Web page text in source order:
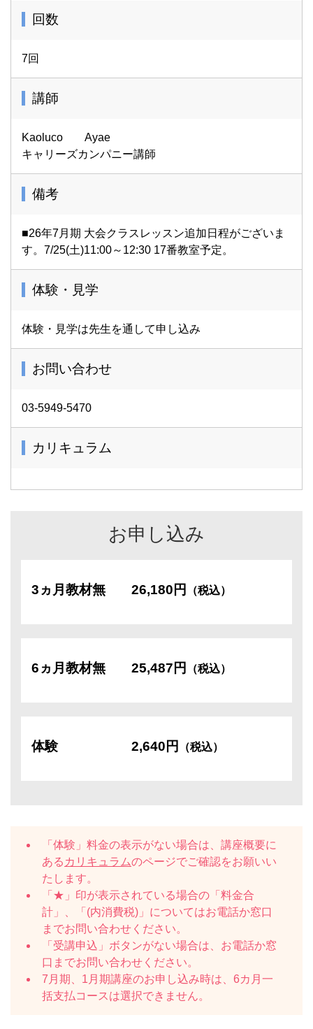
回数
7回
講師
Kaoluco Ayae
キャリーズカンパニー講師
備考
■26年7月期 大会クラスレッスン追加日程がございま
す。7/25(土)11:00～12:30 17番教室予定。
体験・見学
体験・見学は先生を通して申し込み
お問い合わせ
03-5949-5470
カリキュラム
お申し込み
3ヵ月教材無 26,180円 （税込）
6ヵ月教材無 25,487円 （税込）
体験 2,640円 （税込）
「体験」料金の表示がない場合は、講座概要に
ある カリキュラムのページでご確認をお願いい
たします。
「★」印が表示されている場合の「料金合
計」、「(内消費税)」についてはお電話か窓口
までお問い合わせください。
「受講申込」ボタンがない場合は、お電話か窓
口までお問い合わせください。
7月期、1月期講座のお申し込み時は、6カ月一
括支払コースは選択できません。